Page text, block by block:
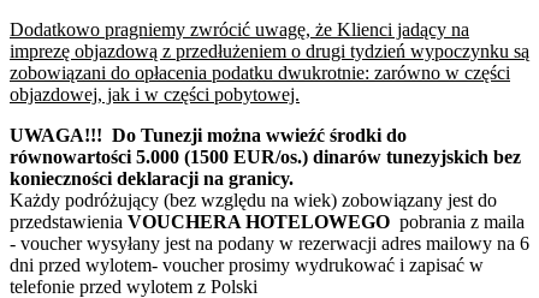
Dodatkowo pragniemy zwrócić uwagę, że Klienci jadący na
imprezę objazdową z przedłużeniem o drugi tydzień wypoczynku są
zobowiązani do opłacenia podatku dwukrotnie: zarówno w części
objazdowej, jak i w części pobytowej.
UWAGA!!! Do Tunezji można wwieźć środki do
równowartości 5.000 (1500 EUR/os.) dinarów tunezyjskich bez
konieczności deklaracji na granicy.
Każdy podróżujący (bez względu na wiek) zobowiązany jest do
przedstawienia VOUCHERA HOTELOWEGO pobrania z maila
- voucher wysyłany jest na podany w rezerwacji adres mailowy na 6
dni przed wylotem- voucher prosimy wydrukować i zapisać w
telefonie przed wylotem z Polski